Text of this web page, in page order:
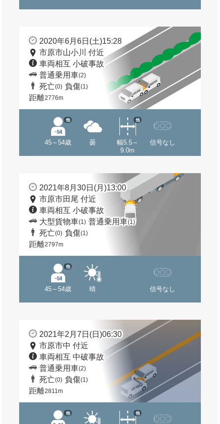
2020年6月6日(土)15:28
市原市山小川 付近
車両相互 小破事故
普通乗用車(2)
死亡(0) 負傷(1)
距離2776m
45～54歳
他
曇
幅5.5～
9.0m
他
信号なし
2021年8月30日(月)13:00
市原市田尾 付近
車両相互 小破事故
大型貨物車(1) 普通乗用車(1)
死亡(0) 負傷(1)
距離2797m
45～54歳
他
晴 信号なし
2021年2月7日(日)06:30
市原市中 付近
車両相互 中破事故
普通乗用車(2)
死亡(0) 負傷(1)
距離2811m
他 他